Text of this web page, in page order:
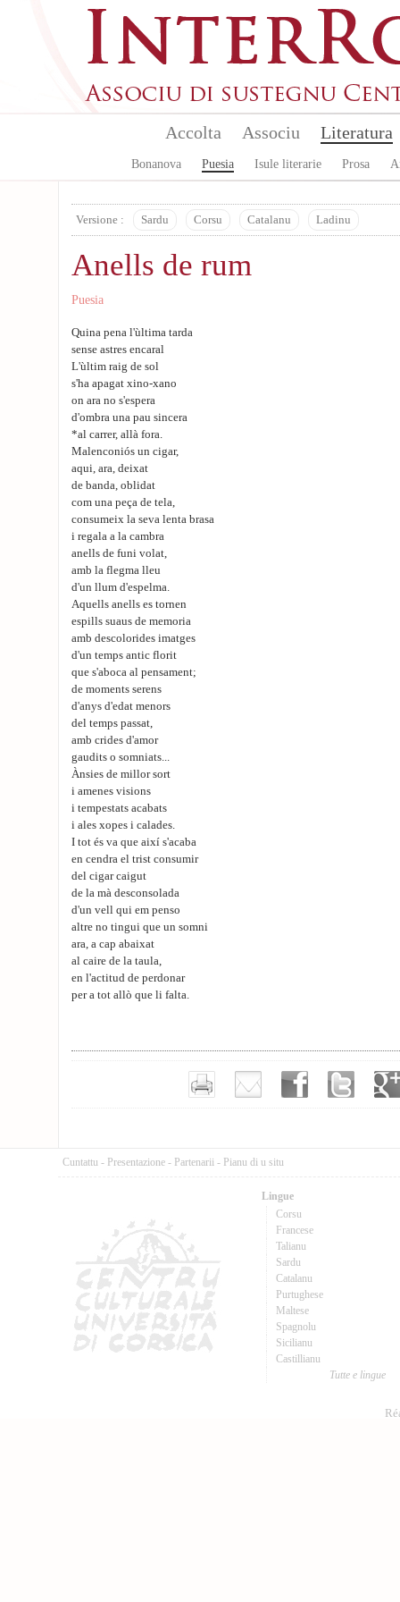
Accolta Associu Literatura
Bonanova Puesia Isule literarie Prosa
Versione : Sardu Corsu Catalanu Ladinu
Anells de rum
Puesia
Quina pena l'ùltima tarda
sense astres encaral
L'ùltim raig de sol
s'ha apagat xino-xano
on ara no s'espera
d'ombra una pau sincera
*al carrer, allà fora.
Malenconiós un cigar,
aqui, ara, deixat
de banda, oblidat
com una peça de tela,
consumeix la seva lenta brasa
i regala a la cambra
anells de funi volat,
amb la flegma lleu
d'un llum d'espelma.
Aquells anells es tornen
espills suaus de memoria
amb descolorides imatges
d'un temps antic florit
que s'aboca al pensament;
de moments serens
d'anys d'edat menors
del temps passat,
amb crides d'amor
gaudits o somniats...
Ànsies de millor sort
i amenes visions
i tempestats acabats
i ales xopes i calades.
I tot és va que així s'acaba
en cendra el trist consumir
del cigar caigut
de la mà desconsolada
d'un vell qui em penso
altre no tingui que un somni
ara, a cap abaixat
al caire de la taula,
en l'actitud de perdonar
per a tot allò que li falta.
Cuntattu - Presentazione - Partenarii - Pianu di u situ
Lingue
Corsu
Francese
Talianu
Sardu
Catalanu
Purtughese
Maltese
Spagnolu
Sicilianu
Castillianu
Tutte e lingue